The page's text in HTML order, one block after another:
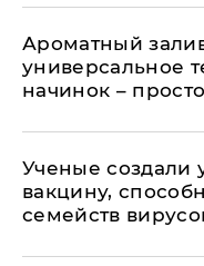
Ароматный
универсальное
начинок –
Ученые создали
вакцину,
семейств